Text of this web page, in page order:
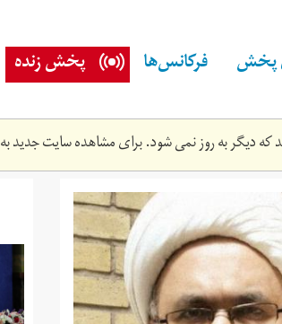
پخش فرکانس‌ها پخش زنده
که دیگر به روز نمی شود. برای مشاهده سایت جدید به